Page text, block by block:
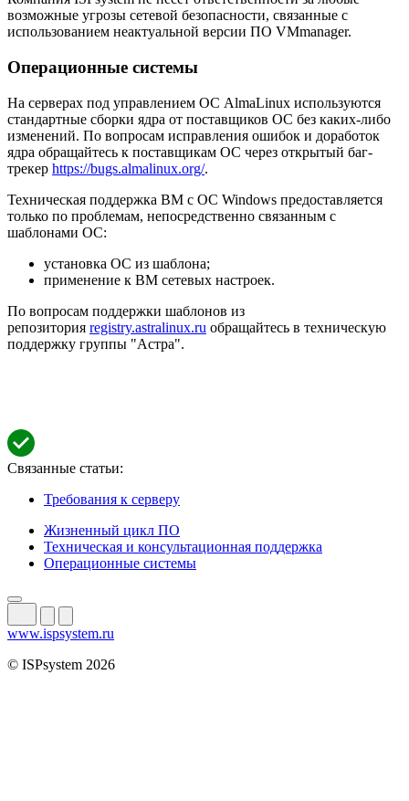
возможные угрозы сетевой безопасности, связанные с
использованием неактуальной версии ПО VMmanager.
Операционные системы
На серверах под управлением ОС AlmaLinux используются
стандартные сборки ядра от поставщиков ОС без каких-либо
изменений. По вопросам исправления ошибок и доработок
ядра обращайтесь к поставщикам ОС через открытый баг-
трекер https://bugs.almalinux.org/.
Техническая поддержка ВМ с ОС Windows предоставляется
только по проблемам, непосредственно связанным с
шаблонами ОС:
установка ОС из шаблона;
применение к ВМ сетевых настроек.
По вопросам поддержки шаблонов из
репозитория registry.astralinux.ru обращайтесь в техническую
поддержку группы "Астра".
Связанные статьи:
Требования к серверу
Жизненный цикл ПО
Техническая и консультационная поддержка
Операционные системы
www.ispsystem.ru
© ISPsystem 2026